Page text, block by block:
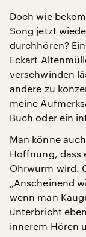
Doch wie
Song jetzt
durchhören?
Eckart
verschwinden
andere zu
meine
Buch oder ein
Man könne
Hoffnung, dass
Ohrwurm wird.
„Anscheinend
wenn man
unterbricht
innerem Hören